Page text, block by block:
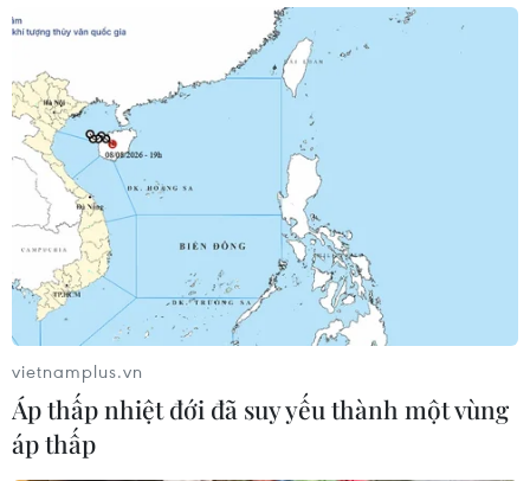
vietnamplus.vn
Áp thấp nhiệt đới đã suy yếu thành một vùng
áp thấp